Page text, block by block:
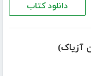
دانلود کتاب